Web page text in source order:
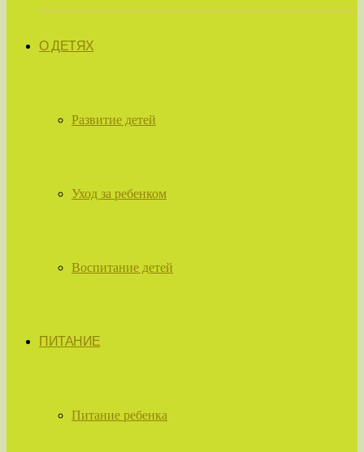
О ДЕТЯХ
Развитие детей
Уход за ребенком
Воспитание детей
ПИТАНИЕ
Питание ребенка